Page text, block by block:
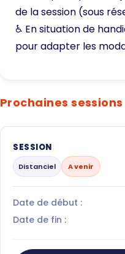
de la session (sous
♿ En situation de
pour adapter les
Prochaines sessions
SESSION
Distanciel A venir
Date de début :
Date de fin :